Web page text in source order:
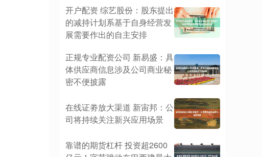
开户配资 综艺股份：股东提出
的减持计划系基于自身经营发
展需要作出的自主安排
正规专业配资公司 新易盛：具
体供应商信息涉及公司商业秘
密不便披露
在线证劵放大渠道 新宙邦：公
司将持续关注新兴应用场景
靠谱的期货杠杆 投资超2600